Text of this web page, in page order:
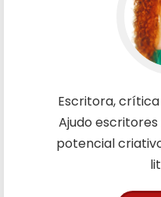
Escritora,
Ajudo
potencial